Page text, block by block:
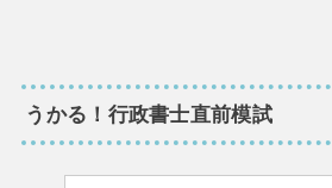
うかる！行政書士直前模試